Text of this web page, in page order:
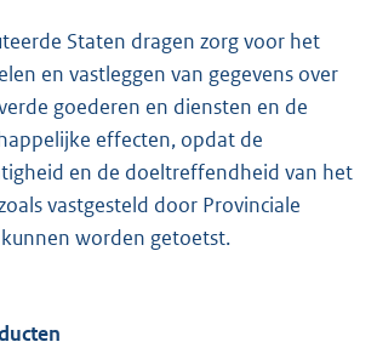
Staten dragen zorg voor het
en vastleggen van gegevens over
goederen en diensten en de
effecten, opdat de
en de doeltreffendheid van het
vastgesteld door Provinciale
worden getoetst.